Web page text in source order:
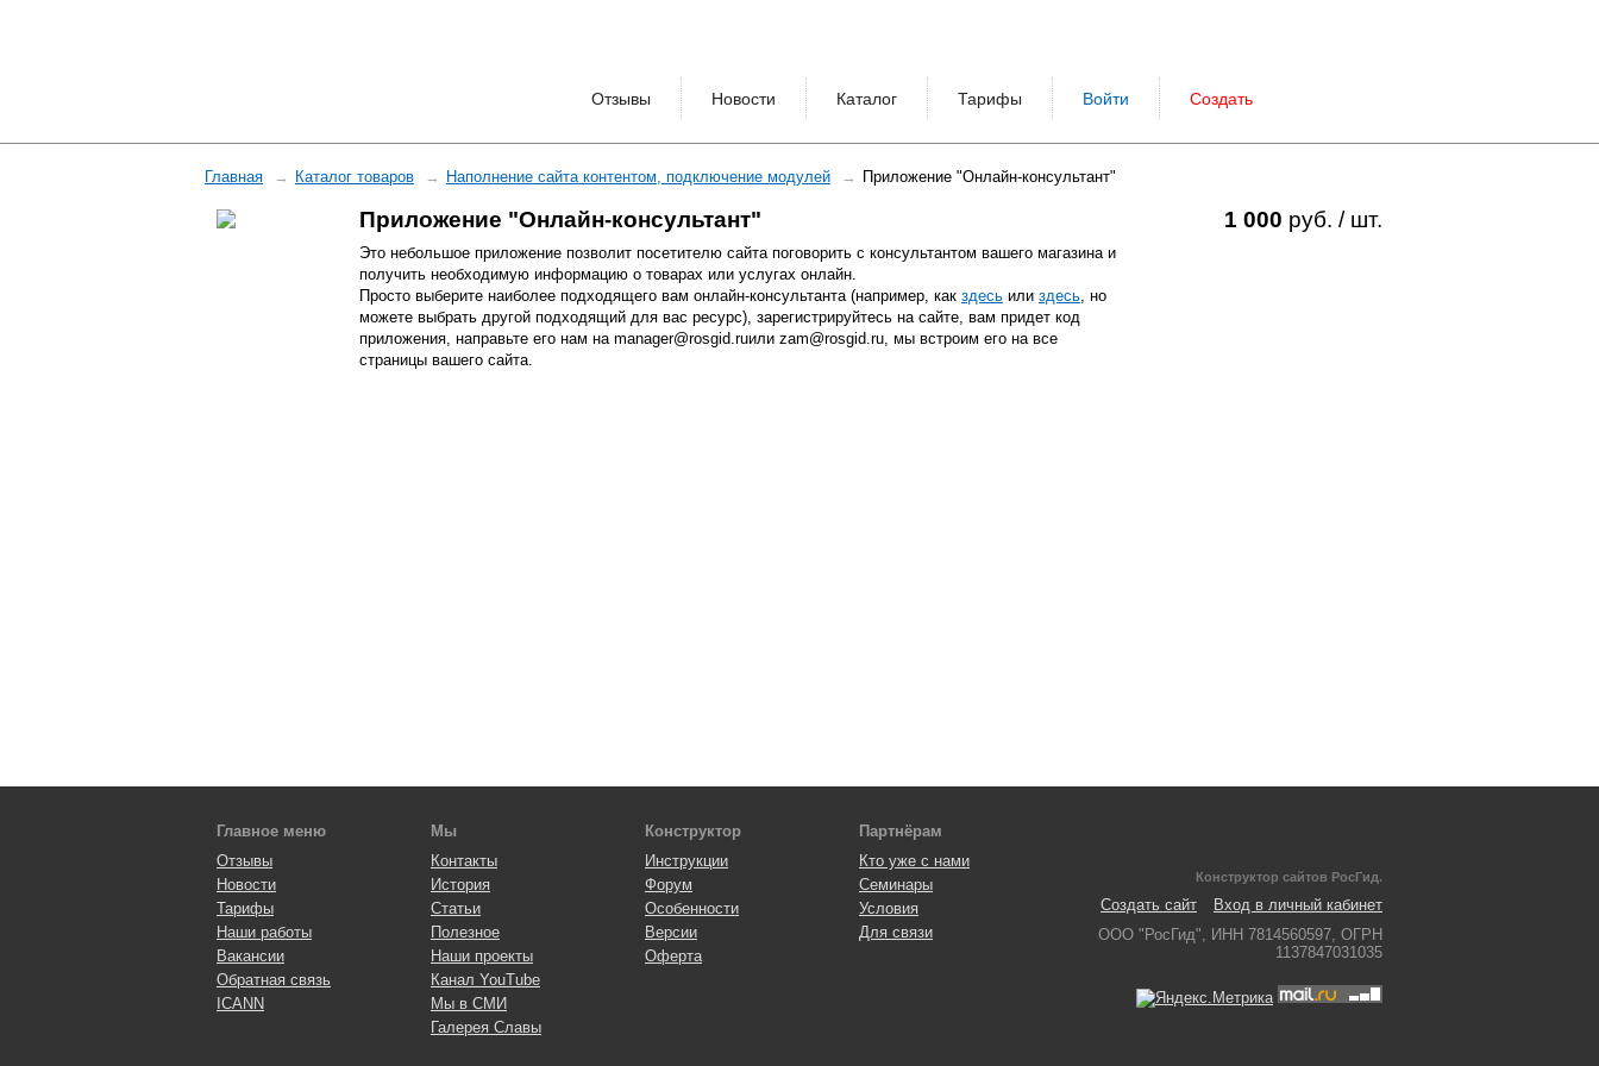
Отзывы Новости Каталог Тарифы Войти Создать
Главная Каталог товаров Наполнение сайта контентом, подключение модулей Приложение "Онлайн-консультант"
Приложение "Онлайн-консультант"
Это небольшое приложение позволит посетителю сайта поговорить с консультантом вашего магазина и
получить необходимую информацию о товарах или услугах онлайн.
Просто выберите наиболее подходящего вам онлайн-консультанта (например, как здесь или здесь, но
можете выбрать другой подходящий для вас ресурс), зарегистрируйтесь на сайте, вам придет код
приложения, направьте его нам на manager@rosgid.ruили zam@rosgid.ru, мы встроим его на все
страницы вашего сайта.
1 000 руб. / шт.
Главное меню
Отзывы
Новости
Тарифы
Наши работы
Вакансии
Обратная связь
ICANN
Мы
Контакты
История
Статьи
Полезное
Наши проекты
Канал YouTube
Мы в СМИ
Галерея Славы
Конструктор
Инструкции
Форум
Особенности
Версии
Оферта
Партнёрам
Кто уже с нами
Семинары
Условия
Для связи
Конструктор сайтов РосГид.
Создать сайт
Вход в личный кабинет
ООО "РосГид", ИНН 7814560597, ОГРН
1137847031035